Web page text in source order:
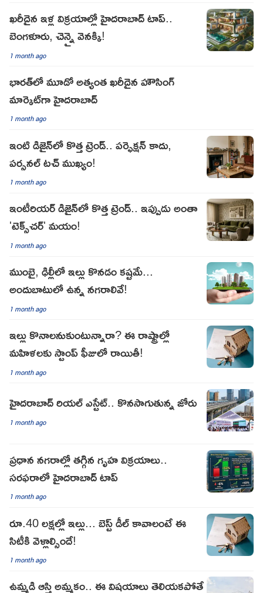
ఖరీదైన ఇళ్ల విక్రయాల్లో హైదరాబాద్ టాప్..
బెంగళూరు, చెన్నై వెనక్కి!
1 month ago
భారత్‌లో మూడో అత్యంత ఖరీదైన హౌసింగ్
మార్కెట్‌గా హైదరాబాద్
1 month ago
ఇంటి డిజైన్‌లో కొత్త ట్రెండ్.. పర్ఫెక్షన్ కాదు,
పర్సనల్ టచ్ ముఖ్యం!
1 month ago
ఇంటీరియర్ డిజైన్‌లో కొత్త ట్రెండ్.. ఇప్పుడు అంతా
'టెక్స్‌చర్' మయం!
1 month ago
ముంబై, ఢిల్లీలో ఇల్లు కొనడం కష్టమే...
అందుబాటులో ఉన్న నగరాలివే!
1 month ago
ఇల్లు కొనాలనుకుంటున్నారా? ఈ రాష్ట్రాల్లో
మహిళలకు స్టాంప్ ఫీజులో రాయితీ!
1 month ago
హైదరాబాద్ రియల్ ఎస్టేట్.. కొనసాగుతున్న జోరు
1 month ago
ప్రధాన నగరాల్లో తగ్గిన గృహ విక్రయాలు..
సరఫరాలో హైదరాబాద్ టాప్
1 month ago
రూ.40 లక్షల్లో ఇల్లు... బెస్ట్ డీల్ కావాలంటే ఈ
సిటీకి వెళ్లాల్సిందే!
1 month ago
ఉమ్మడి ఆస్తి అమ్మకం.. ఈ విషయాలు తెలియకపోతే